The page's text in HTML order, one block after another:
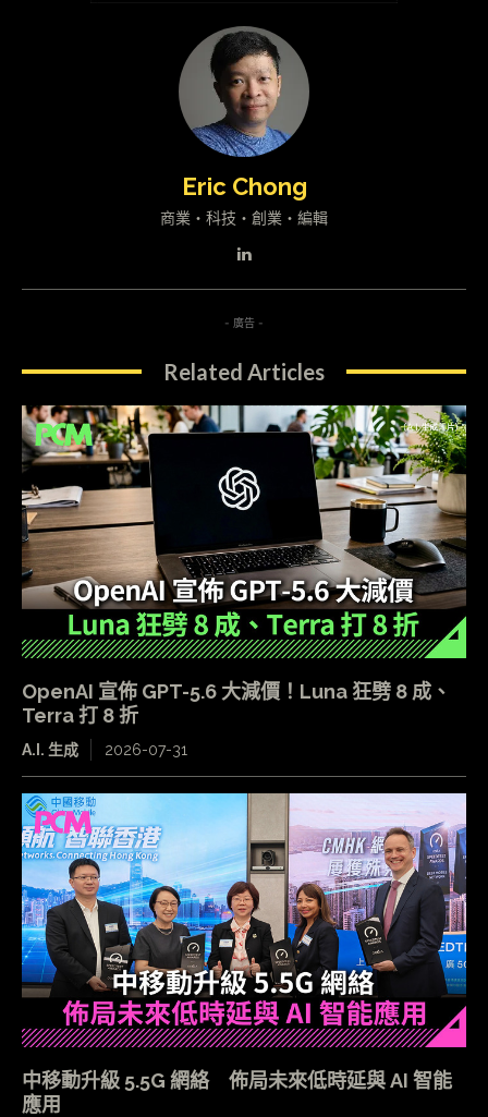
Eric Chong
商業・科技・創業・編輯
- 廣告 -
Related Articles
OpenAI 宣佈 GPT-5.6 大減價！Luna 狂劈 8 成、
Terra 打 8 折
A.I. 生成 2026-07-31
中移動升級 5.5G 網絡 佈局未來低時延與 AI 智能
應用